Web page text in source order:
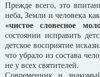
Прежде всего, это
неба, Земли и человека
«чистое словесное
состоянии исправить
детское восприятие
что убрало из состава
не у всех святителей.
Современник и